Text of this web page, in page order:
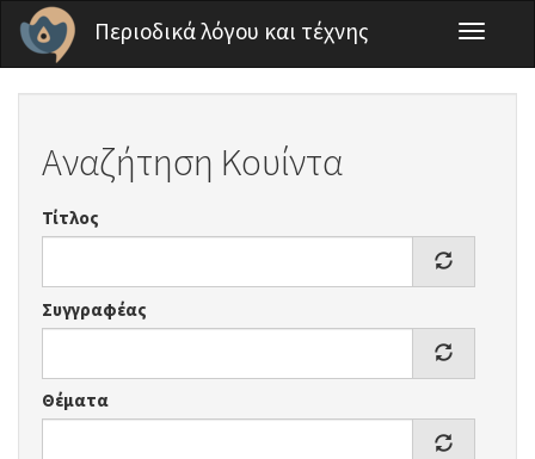
Παράκαμψη προς το κυρίως περιεχόμενο
Περιοδικά λόγου και τέχνης
Toggle
Αναζήτηση Κουίντα
Τίτλος
Συγγραφέας
Θέματα